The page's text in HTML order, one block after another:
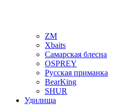
ZM
Xbaits
Самарская блесна
OSPREY
Русская приманка
BearKing
SHUR
Удилища